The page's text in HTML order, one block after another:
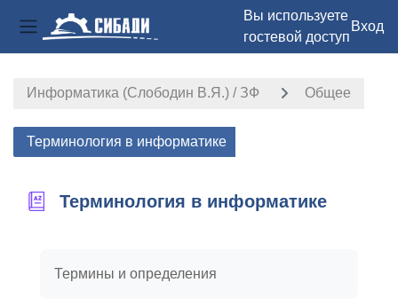
Боковая панель
Вы используете
гостевой доступ
Вход
Информатика (Слободин В.Я.) / ЗФ Общее
Терминология в информатике
Терминология в информатике
Термины и определения